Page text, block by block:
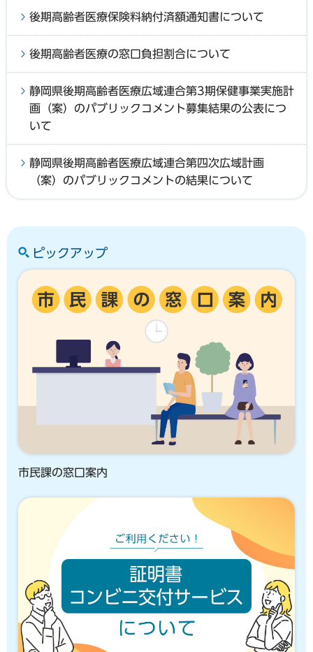
後期高齢者医療保険料納付済額通知書について
後期高齢者医療の窓口負担割合について
静岡県後期高齢者医療広域連合第3期保健事業実施計
画（案）のパブリックコメント募集結果の公表につ
いて
静岡県後期高齢者医療広域連合第四次広域計画
（案）のパブリックコメントの結果について
ピックアップ
市民課の窓口案内